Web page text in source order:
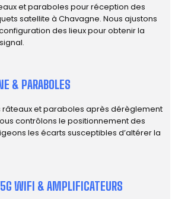
et paraboles pour réception des
satellite à Chavagne. Nous ajustons
des lieux pour obtenir la
& PARABOLES
râteaux et paraboles après dérèglement
contrôlons le positionnement des
les écarts susceptibles d’altérer la
WIFI & AMPLIFICATEURS